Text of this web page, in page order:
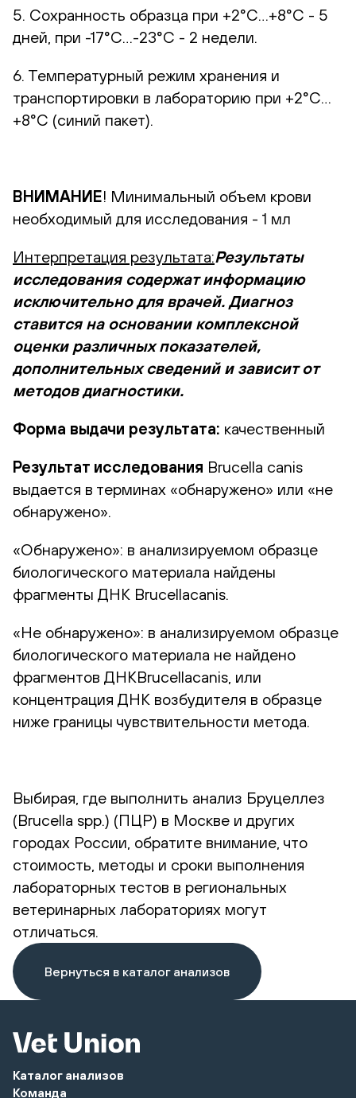
5. Сохранность образца при +2°С…+8°С - 5
дней, при -17°С…-23°С - 2 недели.
6. Температурный режим хранения и
транспортировки в лабораторию при +2°С…
+8°С (синий пакет).
ВНИМАНИЕ! Минимальный объем крови
необходимый для исследования - 1 мл
Интерпретация результата:Результаты
исследования содержат информацию
исключительно для врачей. Диагноз
ставится на основании комплексной
оценки различных показателей,
дополнительных сведений и зависит от
методов диагностики.
Форма выдачи результата: качественный
Результат исследования Brucella canis
выдается в терминах «обнаружено» или «не
обнаружено».
«Обнаружено»: в анализируемом образце
биологического материала найдены
фрагменты ДНК Brucellacanis.
«Не обнаружено»: в анализируемом образце
биологического материала не найдено
фрагментов ДНКBrucellacanis, или
концентрация ДНК возбудителя в образце
ниже границы чувствительности метода.
Выбирая, где выполнить анализ Бруцеллез
(Brucella spp.) (ПЦР) в Москве и других
городах России, обратите внимание, что
стоимость, методы и сроки выполнения
лабораторных тестов в региональных
ветеринарных лабораториях могут
отличаться.
Вернуться в каталог анализов
Каталог анализов
Команда